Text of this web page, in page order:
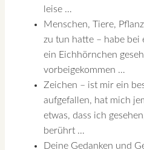
leise …
Menschen, Tiere,
zu tun hatte – habe bei
ein Eichhörnchen
vorbeigekommen …
Zeichen – ist mir ein
aufgefallen, hat mich
etwas, dass ich
berührt …
Deine Gedanken und